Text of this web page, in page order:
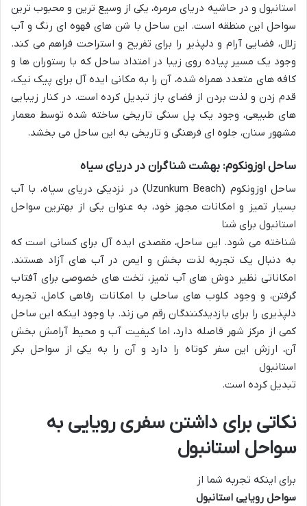
استانبول و در حاشیه دریای مرمره، یکی از وسیع ترین و محبوب ترین
سواحل این منطقه است. این ساحل با شن های قهوه ای رنگ و آب
زلال، فضایی آرام و دلپذیر را برای تفریح و استراحت فراهم می کند.
وجود یک مسیر پیاده روی زیبا در امتداد ساحل که با رستوران ها و
کافه های متعدد همراه شده، آن را به مکانی ایده آل برای پیک نیک،
قدم زدن و لذت بردن از فضای باز تبدیل کرده است. در کنار زیبایی
های طبیعی، وجود یک پل سنگی تاریخی ساخته شده توسط معمار
مشهور سنان، جلوه ای فرهنگی و تاریخی به این ساحل می بخشد.
ساحل اوزونکوم: بهشت شناگران در دریای سیاه
ساحل اوزونکوم (Uzunkum Beach) در نزدیکی دریای سیاه، با آب
بسیار تمیز و امکانات مجهز خود، به عنوان یکی از بهترین سواحل
استانبول برای شنا
شناخته می شود. این ساحل، مقصدی ایده آل برای کسانی است که
به دنبال یک تجربه لذت بخش و ایمن در آب های آزاد هستند.
امکاناتی نظیر دوش های آب تمیز، تخت های خصوصی برای آفتاب
گرفتن، و وجود کلوب های ساحلی با امکانات رفاهی کامل، تجربه
دلپذیری را برای بازدیدکنندگان رقم می زند. با وجود اینکه این ساحل
کمی از مرکز شهر فاصله دارد، اما کیفیت آب و محیط آرامش بخش
آن، ارزش این سفر کوتاه را دارد و آن را به یکی از سواحل بکر
استانبول
تبدیل کرده است.
نکاتی برای داشتن سفری رویایی به
سواحل استانبول
برای اینکه تجربه شما از
سواحل رویایی استانبول